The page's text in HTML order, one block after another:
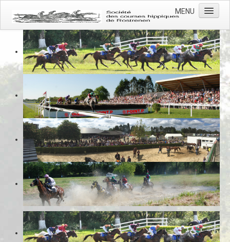
MENU
Accueil
Actualités
L'association
L'hippodrome
Les courses
Photos
Contacts
Prévention